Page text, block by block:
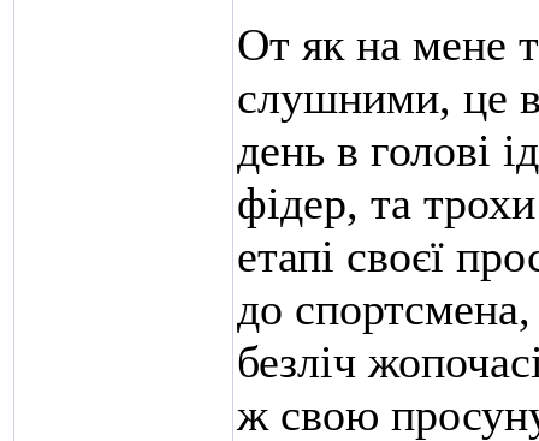
От як на мене
слушними, це
день в голові
фідер, та
етапі своєї
до
безліч
ж свою